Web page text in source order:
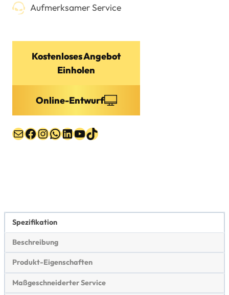
Aufmerksamer Service
Kostenloses Angebot
Einholen
Online-Entwurf
PostFacebook
Instagram
WhatsApp
LinkedIn
YouTube
TikTok
Spezifikation
Beschreibung
Produkt-Eigenschaften
Maßgeschneiderter Service